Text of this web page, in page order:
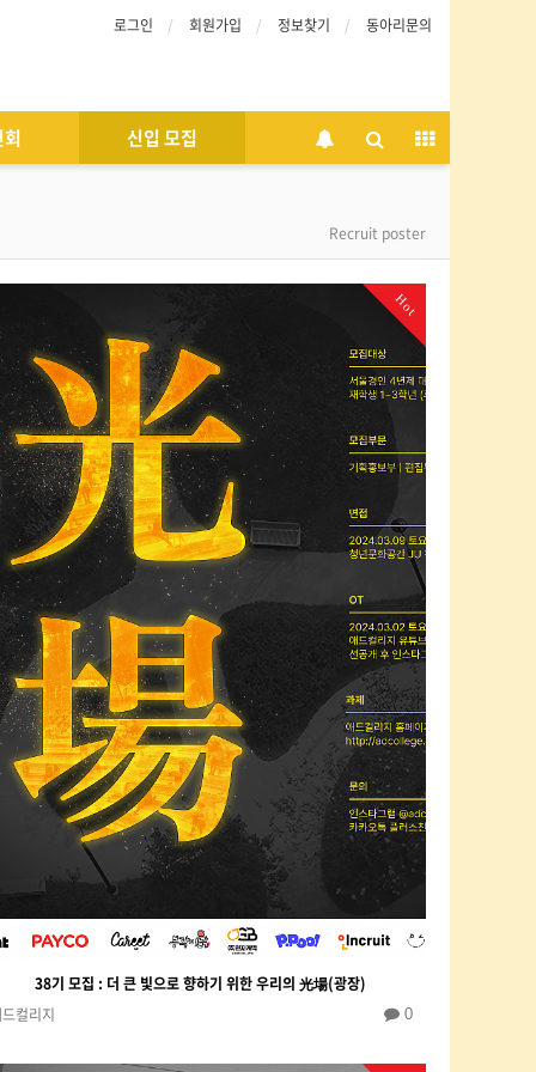
로그인 회원가입 정보찾기 동아리문의
신입 모집
Recruit poster
Hot
38기 모집 : 더 큰 빛으로 향하기 위한 우리의 光場(광장)
컬리지
0